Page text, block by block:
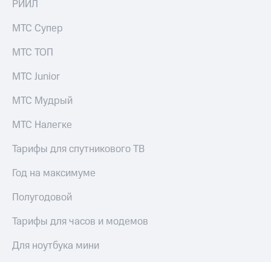
РИИЛ
МТС Супер
МТС ТОП
МТС Junior
МТС Мудрый
МТС Налегке
Тарифы для спутникового ТВ
Год на максимуме
Полугодовой
Тарифы для часов и модемов
Для ноутбука мини